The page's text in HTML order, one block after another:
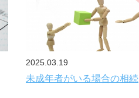
2025.03.19
未成年者がいる場合の相続